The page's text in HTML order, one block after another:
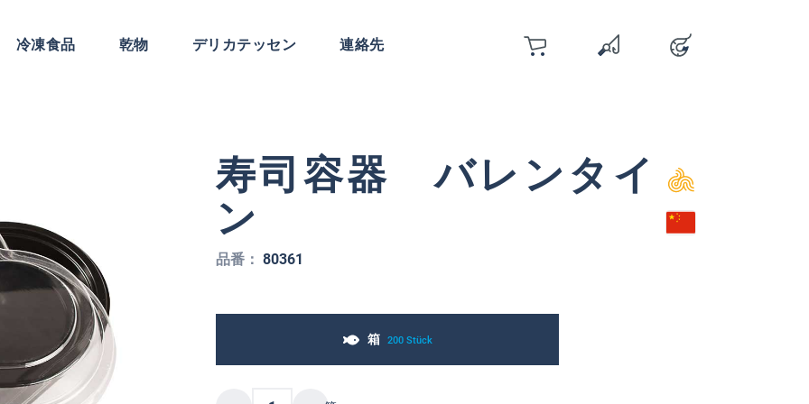
冷凍食品 乾物 デリカテッセン
連絡先
You have 0 wishlist items
お気に入り
寿司容器 バレンタイ
ン
品番： 80361
箱 200 Stück